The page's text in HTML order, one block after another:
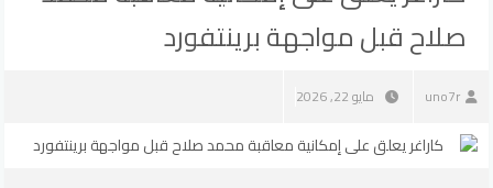
صلاح قبل مواجهة برينتفورد
uno7r مايو 22, 2026